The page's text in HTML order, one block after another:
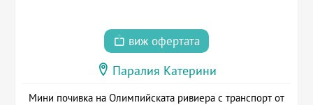
виж офертата
Паралия Катерини
Мини почивка на Олимпийската ривиера с транспорт от